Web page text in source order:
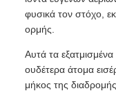
φυσικά τον στόχο,
ορμής.
Αυτά τα
ουδέτερα άτομα
μήκος της